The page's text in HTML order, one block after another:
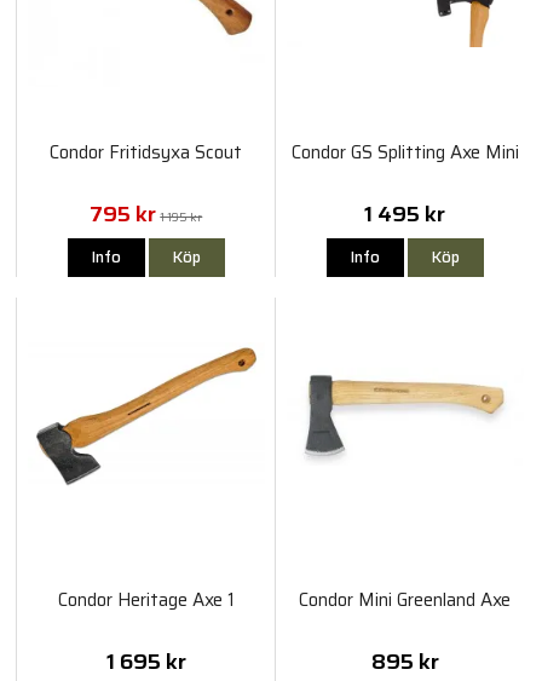
Condor Fritidsyxa Scout
795 kr 1 195 kr
Info Köp
Condor GS Splitting Axe Mini
1 495 kr
Info Köp
Condor Heritage Axe 1
1 695 kr
Condor Mini Greenland Axe
895 kr